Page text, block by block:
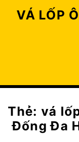
VÁ LỐP
Thẻ: vá
Đống Đa